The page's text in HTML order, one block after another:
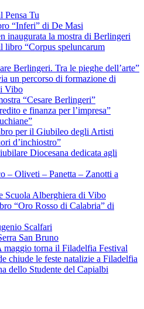
Tu
“Inferi” di De Masi
inaugurata la mostra di Berlingeri
“Corpus speluncarum
Berlingeri. Tra le pieghe dell’arte”
un percorso di formazione di
Vibo
“Cesare Berlingeri”
e finanza per l’impresa”
per il Giubileo degli Artisti
d’inchiostro”
Diocesana dedicata agli
– Oliveti – Panetta – Zanotti a
Scuola Alberghiera di Vibo
“Oro Rosso di Calabria” di
Scalfari
San Bruno
torna il Filadelfia Festival
chiude le feste natalizie a Filadelfia
dello Studente del Capialbi